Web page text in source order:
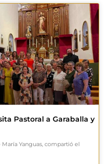
Pastoral a Garaballa y
Yanguas, compartió el